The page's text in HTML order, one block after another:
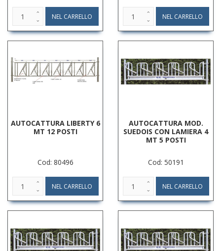
AUTOCATTURA LIBERTY 6
MT 12 POSTI
Cod: 80496
AUTOCATTURA MOD.
SUEDOIS CON LAMIERA 4
MT 5 POSTI
Cod: 50191